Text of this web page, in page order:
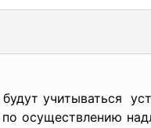
учитываться
осуществлению